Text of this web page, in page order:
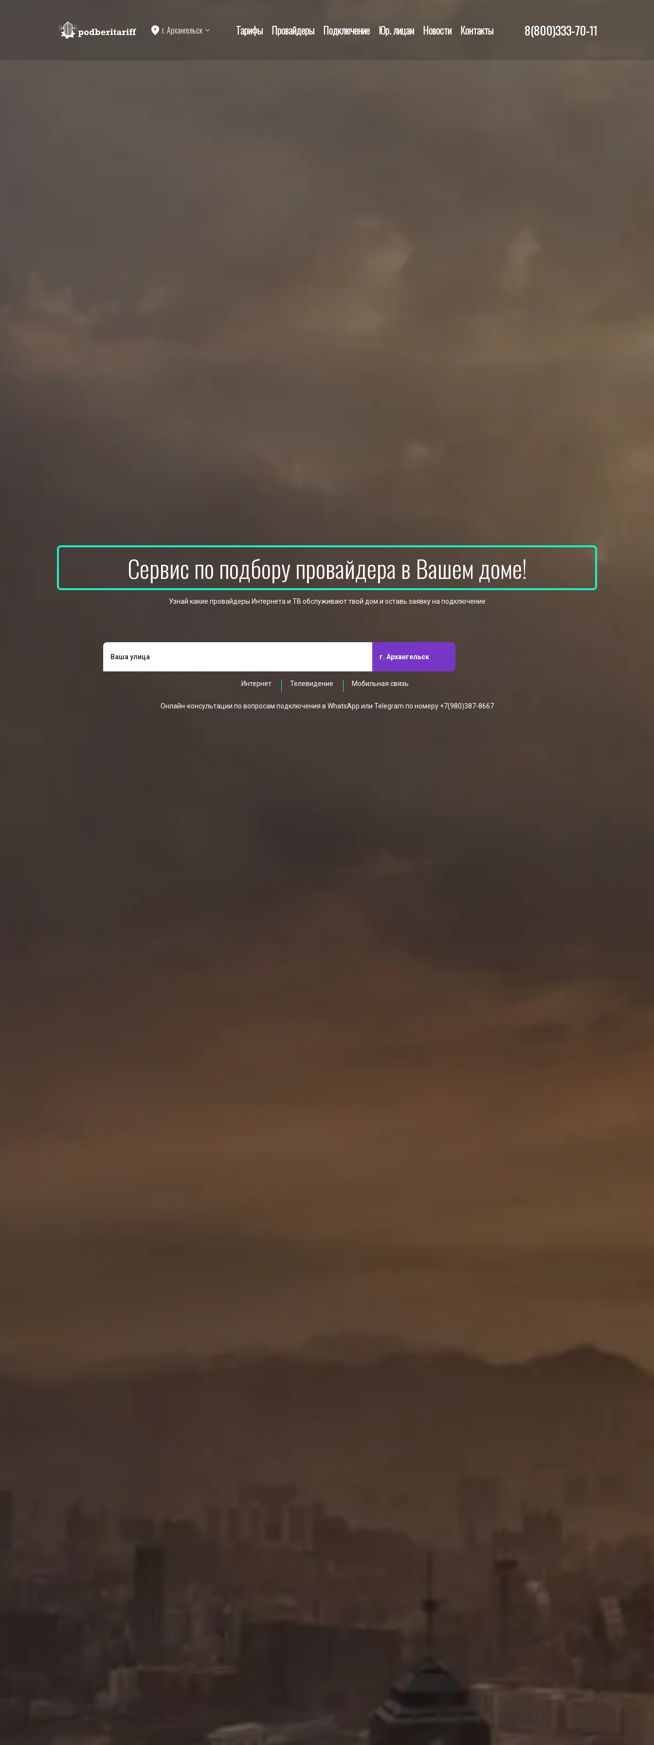
г. Архангельск Тарифы Провайдеры Подключение Юр. лицам Новости Контакты 8(800)333-70-11
Сервис по подбору провайдера в Вашем доме!
Узнай какие провайдеры Интернета и ТВ обслуживают твой дом и оставь заявку на подключение
г. Архангельск
.Интернет .Телевидение .Мобильная связь
Онлайн-консультации по вопросам подключения в WhatsApp или Telegram по номеру +7(980)387-8667